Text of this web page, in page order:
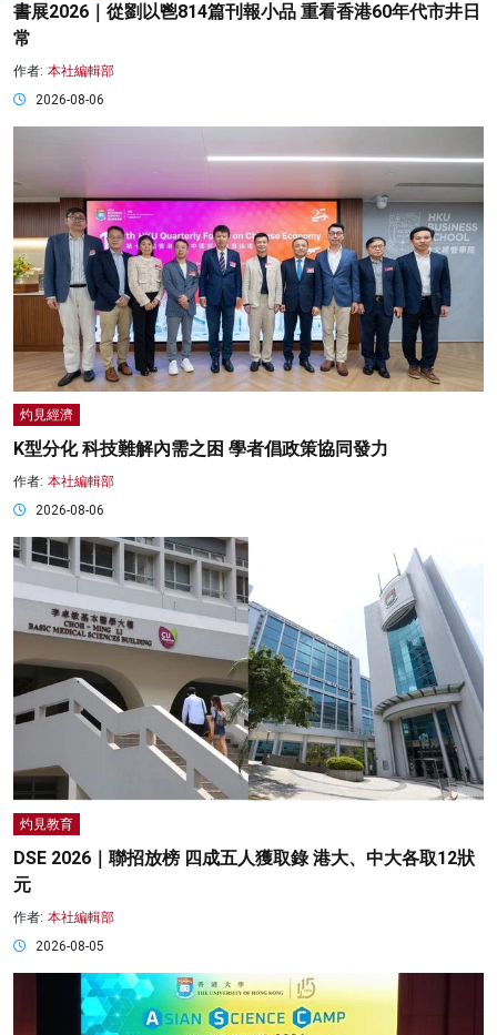
書展2026｜從劉以鬯814篇刊報小品 重看香港60年代市井日
常
作者: 本社編輯部
2026-08-06
灼見經濟
K型分化 科技難解內需之困 學者倡政策協同發力
作者: 本社編輯部
2026-08-06
灼見教育
DSE 2026｜聯招放榜 四成五人獲取錄 港大、中大各取12狀
元
作者: 本社編輯部
2026-08-05